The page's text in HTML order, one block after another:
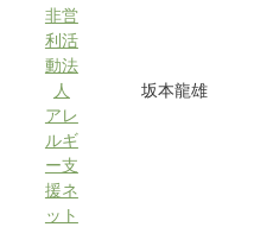
非営
利活
動法
人
アレ
ルギ
ー支
援ネ
ット
坂本龍雄